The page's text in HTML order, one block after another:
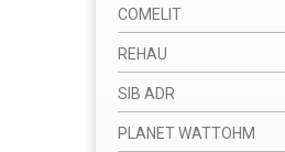
COMELIT
REHAU
SIB ADR
PLANET WATTOHM